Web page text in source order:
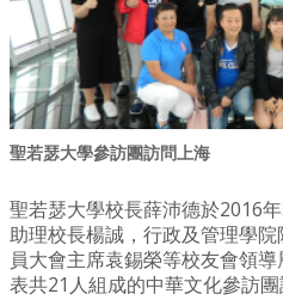
聖若瑟大學參訪團訪問上海
聖若瑟大學校長薛沛德於2016
助理校長楊誠，行政及管理學
員大會主席袁錫榮等校友會領
表共21人組成的中華文化參訪團